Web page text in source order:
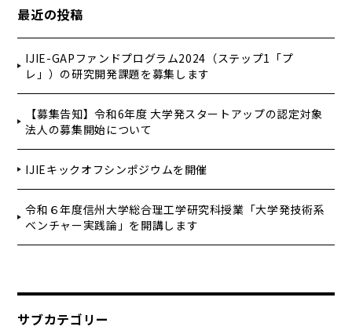
最近の投稿
IJIE-GAPファンドプログラム2024（ステップ1「プ
レ」）の研究開発課題を募集します
【募集告知】令和6年度 大学発スタートアップの認定対象
法人の募集開始について
IJIEキックオフシンポジウムを開催
令和６年度信州大学総合理工学研究科授業「大学発技術系
ベンチャー実践論」を開講します
サブカテゴリー